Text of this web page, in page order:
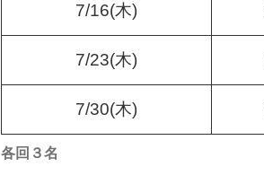
7/16(木)
7/23(木)
7/30(木)
各回３名